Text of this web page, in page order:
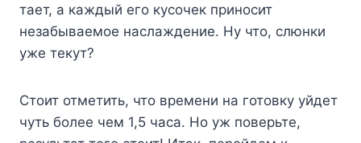
тает, а каждый его кусочек приносит
незабываемое наслаждение. Ну что, слюнки
уже текут?
Стоит отметить, что времени на готовку уйдет
чуть более чем 1,5 часа. Но уж поверьте,